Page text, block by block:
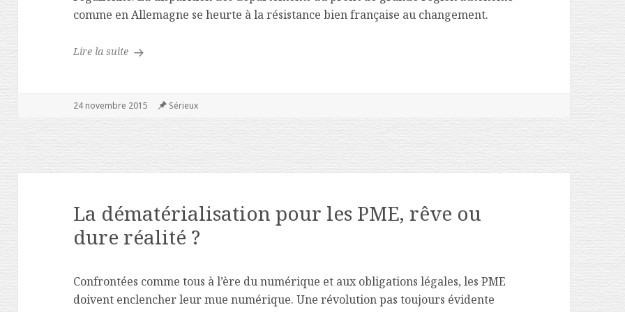
comme en Allemagne se heurte à la résistance bien française au changement.
Lire la suite Millefeuille administratif à la française, les raisons de l’échec de la simplification.
Publié
24 novembre 2015 Catégories
Sérieux
La dématérialisation pour les PME, rêve ou
dure réalité ?
Confrontées comme tous à l’ère du numérique et aux obligations légales, les PME
doivent enclencher leur mue numérique. Une révolution pas toujours évidente